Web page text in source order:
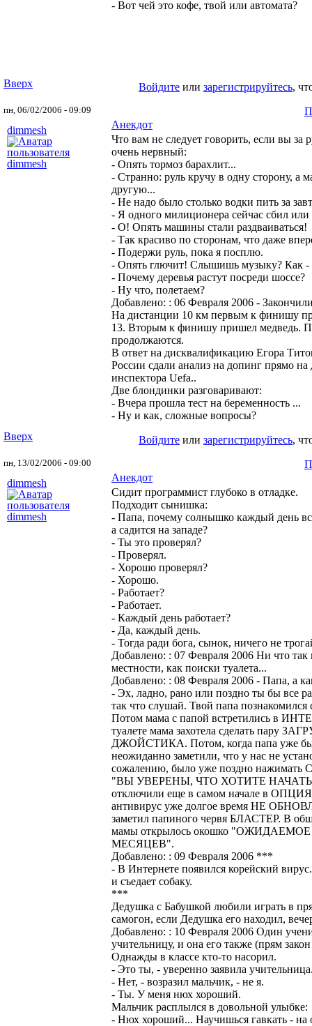
- Вот чей это кофе, твой или автомата?
Вверх Войдите или зарегистрируйтесь,
пн, 06/02/2006 - 09:09
dimmesh
Анекдот
Что вам не следует говорить, если вы за
очень нервный:
- Опять тормоз барахлит...
- Странно: руль кручу в одну сторону, а
другую...
- Не надо было столько водки пить за
- Я одного милиционера сейчас сбил или
- О! Опять машины стали раздваиваться!
- Так красиво по сторонам, что даже
- Подержи руль, пока я посплю.
- Опять глючит! Слышишь музыку? Как -
- Почему деревья растут посреди шоссе?
- Ну что, полетаем?
Добавлено: : 06 Февраля 2006 -
На дистанции 10 км первым к финишу
13. Вторым к финишу пришел медведь.
продолжаются.
В ответ на дисквалификацию Егора
России сдали анализ на допинг прямо
инспектора Uefa..
Две блондинки разговаривают:
- Вчера прошла тест на беременность ...
- Ну и как, сложные вопросы?
Вверх
Войдите или зарегистрируйтесь,
пн, 13/02/2006 - 09:00
dimmesh
Анекдот
Сидит программист глубоко в отладке.
Подходит сынишка:
- Папа, почему солнышко каждый день
а садится на западе?
- Ты это проверял?
- Проверял.
- Хорошо проверял?
- Хорошо.
- Работает?
- Работает.
- Каждый день работает?
- Да, каждый день.
- Тогда ради бога, сынок, ничего не
Добавлено: : 07 Февраля 2006 Ни что так
местности, как поиски туалета...
Добавлено: : 08 Февраля 2006 - Папа, а
- Эх, ладно, рано или поздно ты бы все
так что слушай. Твой папа
Потом мама с папой встретились в
туалете мама захотела сделать пару
ДЖОЙСТИКА. Потом, когда папа уже
неожиданно заметили, что у нас не
сожалению, было уже поздно нажимать
"ВЫ УВЕРЕНЫ, ЧТО ХОТИТЕ НАЧАТЬ
отключили еще в самом начале в
антивирус уже долгое время НЕ
заметил папиного червя БЛАСТЕР. В
мамы открылось окошко
МЕСЯЦЕВ".
Добавлено: : 09 Февраля 2006 ***
- В Интернете появился корейский
и съедает собаку.
***
Дедушка с Бабушкой любили играть в
самогон, если Дедушка его находил,
Добавлено: : 10 Февраля 2006 Один
учительницу, и она его также (прям
Однажды в классе кто-то насорил.
- Это ты, - уверенно заявила
- Нет, - возразил мальчик, - не я.
- Ты. У меня нюх хороший.
Мальчик расплылся в довольной улыбке:
- Нюх хороший... Научишься гавкать - на